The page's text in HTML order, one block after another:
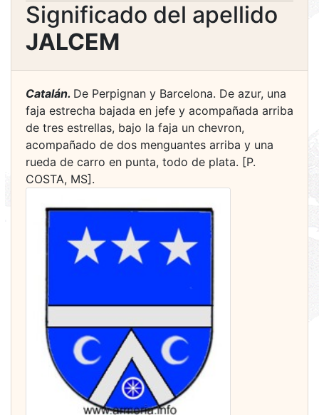
Significado del apellido
JALCEM
Catalán. De Perpignan y Barcelona. De azur, una
faja estrecha bajada en jefe y acompañada arriba
de tres estrellas, bajo la faja un chevron,
acompañado de dos menguantes arriba y una
rueda de carro en punta, todo de plata. [P.
COSTA, MS].